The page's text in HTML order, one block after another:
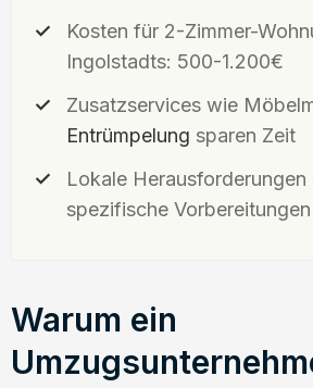
Kosten für 2-Zimmer-
Ingolstadts: 500-1.200€
Zusatzservices wie
Entrümpelung sparen Zeit
Lokale Herausforderungen
spezifische Vorbereitungen
Warum ein